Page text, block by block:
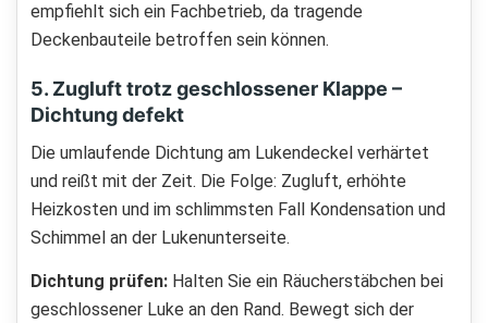
empfiehlt sich ein Fachbetrieb, da tragende
Deckenbauteile betroffen sein können.
5. Zugluft trotz geschlossener Klappe –
Dichtung defekt
Die umlaufende Dichtung am Lukendeckel verhärtet
und reißt mit der Zeit. Die Folge: Zugluft, erhöhte
Heizkosten und im schlimmsten Fall Kondensation und
Schimmel an der Lukenunterseite.
Dichtung prüfen: Halten Sie ein Räucherstäbchen bei
geschlossener Luke an den Rand. Bewegt sich der